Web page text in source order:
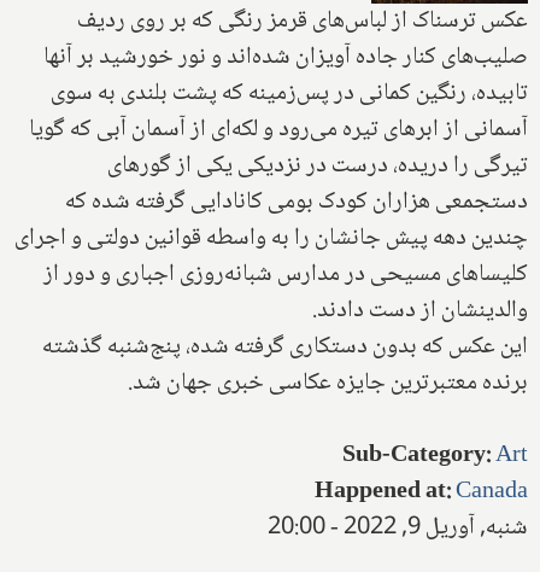
عکس ترسناک از لباس‌های قرمز رنگی که بر روی ردیف
صلیب‌های کنار جاده آویزان شده‌اند و نور خورشید بر آنها
تابیده، رنگین کمانی در پس‌زمینه که پشت بلندی به سوی
آسمانی از ابرهای تیره می‌رود و لکه‌ای از آسمان آبی که گویا
تیرگی را دریده، درست در نزدیکی یکی از گورهای
دستجمعی هزاران کودک بومی کانادایی گرفته شده که
چندین دهه پیش جانشان را به واسطه قوانین دولتی و اجرای
کلیساهای مسیحی در مدارس شبانه‌روزی اجباری و دور از
والدینشان از دست دادند.
این عکس که بدون دستکاری گرفته شده، پنج‌شنبه گذشته
برنده معتبرترین جایزه عکاسی خبری جهان شد.
Sub-Category:Art
Happened at:Canada
شنبه, آوریل 9, 2022 - 20:00